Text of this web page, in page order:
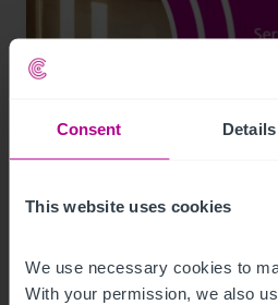
Consent Details
This website uses cookies
We use necessary cookies to
With your permission, we also